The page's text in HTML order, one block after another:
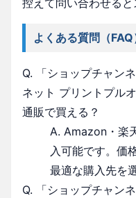
よくある質問（FAQ
Q. 「ショップチャン
ネット プリントプル
通販で買える？
A. Amazon・楽
入可能です。価
最適な購入先を
Q. 「ショップチャン